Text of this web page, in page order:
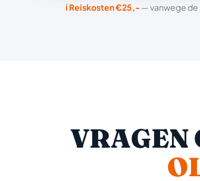
ℹ️ Reiskosten €25,-— vanwege de
VRAGEN